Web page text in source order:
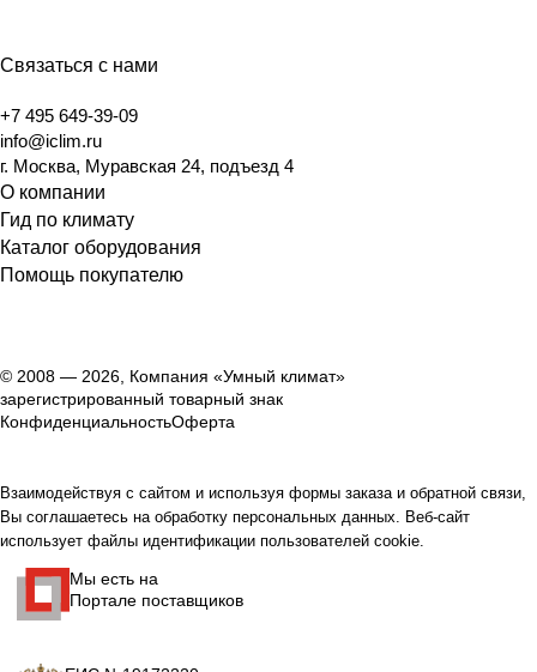
Связаться с нами
+7 495 649-39-09
info@iclim.ru
г. Москва, Муравская 24, подъезд 4
О компании
Гид по климату
Каталог оборудования
Помощь покупателю
© 2008 — 2026, Компания «Умный климат»
зарегистрированный товарный знак
КонфиденциальностьОферта
Взаимодействуя с сайтом и используя формы заказа и обратной связи,
Вы соглашаетесь на обработку персональных данных. Веб-сайт
использует файлы идентификации пользователей cookie.
Мы есть на
Портале поставщиков